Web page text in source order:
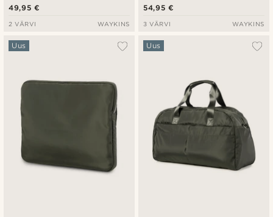
49,95 €
2 VÄRVI WAYKINS
54,95 €
3 VÄRVI WAYKINS
Uus Uus